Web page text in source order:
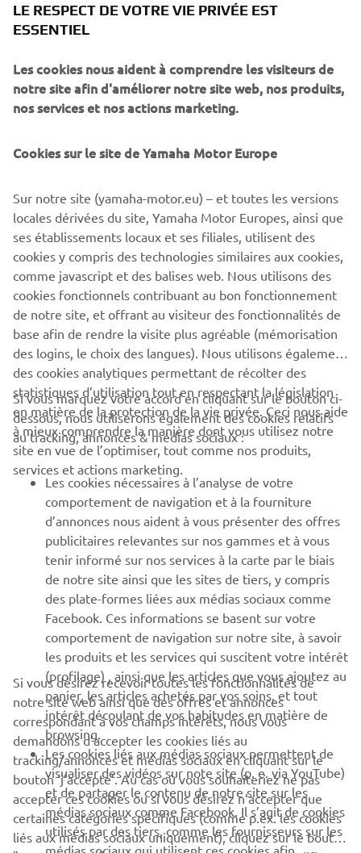
2007 F350A
©Yamaha Motor Europe N.V. / Yamaha Motor Co., Ltd.
never be used for commercial or non-commercial
purposes without the explicit written consent of Yamaha
Motor Europe N.V. and/or Yamaha Motor Co., Ltd.
Always ride in a safe manner and obey all local road laws.
CORPORATE
BUSINESS
PLUS YAMAHA
SUPPORT
NEWSLETTER
Découvrez en exclusivité les dernières offres, les événements
spéciaux, les nouveautés et bien plus encore
S'ABONNER
Lisez notre politique de confidentialité pour savoir comment
nous traitons vos données personnelles :Politique de
Confidentialité
Belgium (French)
LE RESPECT DE VOTRE VIE PRIVÉE EST
ESSENTIEL
Les cookies nous aident à comprendre les visiteurs de
notre site afin d'améliorer notre site web, nos produits,
nos services et nos actions marketing.
Cookies sur le site de Yamaha Motor Europe
Sur notre site (yamaha-motor.eu) – et toutes les versions
locales dérivées du site, Yamaha Motor Europes, ainsi que
ses établissements locaux et ses filiales, utilisent des
cookies y compris des technologies similaires aux cookies,
comme javascript et des balises web. Nous utilisons des
cookies fonctionnels contribuant au bon fonctionnement
de notre site, et offrant au visiteur des fonctionnalités de
base afin de rendre la visite plus agréable (mémorisation
des logins, le choix des langues). Nous utilisons également
des cookies analytiques permettant de récolter des
statistiques d’utilisation tout en respectant la législation
en matière de la protection de la vie privée. Ceci nous aide
à mieux comprendre la manière dont vous utilisez notre
site en vue de l’optimiser, tout comme nos produits,
services et actions marketing.
Si vous marquez votre accord en cliquant sur le bouton ci-
dessous, nous utiliserons également des cookies relatifs
au tracking, annonces & médias sociaux :
Les cookies nécessaires à l’analyse de votre
comportement de navigation et à la fourniture
d’annonces nous aident à vous présenter des offres
publicitaires relevantes sur nos gammes et à vous
tenir informé sur nos services à la carte par le biais
de notre site ainsi que les sites de tiers, y compris
des plate-formes liées aux médias sociaux comme
Facebook. Ces informations se basent sur votre
comportement de navigation sur notre site, à savoir
les produits et les services qui suscitent votre intérêt
(profilage) , ainsi que les articles que vous ajoutez au
panier, les articles achetés par vos soins, et tout
intérêt découlant de vos habitudes en matière de
browsing.
Les cookies liés aux médias sociaux permettent de
visualiser des vidéos sur note site (p. e. via YouTube)
et de partager le contenu de notre site sur les
médias sociaux comme Facebook. Il s’agit de cookies
utilisés par des tiers, comme les fournisseurs sur les
médias sociaux qui utilisent ces cookies afin
Si vous désirez recevoir toutes les fonctionnalités de
notre site web ainsi que des offres et annonces
correspondant à vos champs intérêts, nous vous
demandons d’accepter les cookies liés au
tracking/annonces et médias sociaux en cliquant sur le
bouton ‘j’accepte’. Au cas où vous souhaiteriez ne pas
accepter ces cookies ou si vous désirez n’accepter que
certaines catégories spécifiques (comme p.ex. les cookies
liés aux médias sociaux uniquement), cliquez sur le bouton